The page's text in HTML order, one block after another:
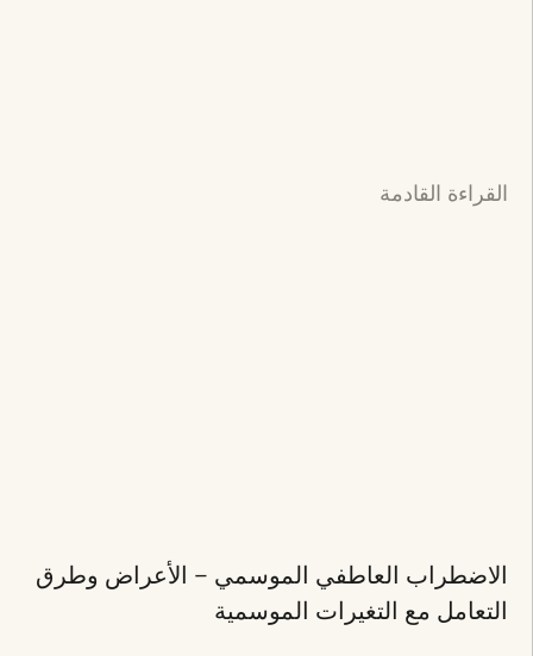
القراءة القادمة
الاضطراب العاطفي الموسمي – الأعراض وطرق
التعامل مع التغيرات الموسمية